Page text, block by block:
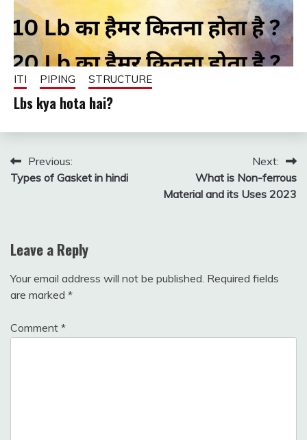
ITI PIPING STRUCTURE
Lbs kya hota hai?
Post
navigation
Previous:
Types of Gasket in hindi
Next:
What is Non-ferrous
Material and its Uses 2023
Leave a Reply
Your email address will not be published. Required fields
are marked *
Comment *